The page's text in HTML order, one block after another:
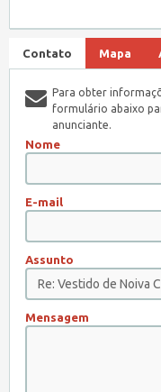
Contato Mapa
Para obter
formulário abaixo
anunciante.
Nome
E-mail
Assunto
Mensagem